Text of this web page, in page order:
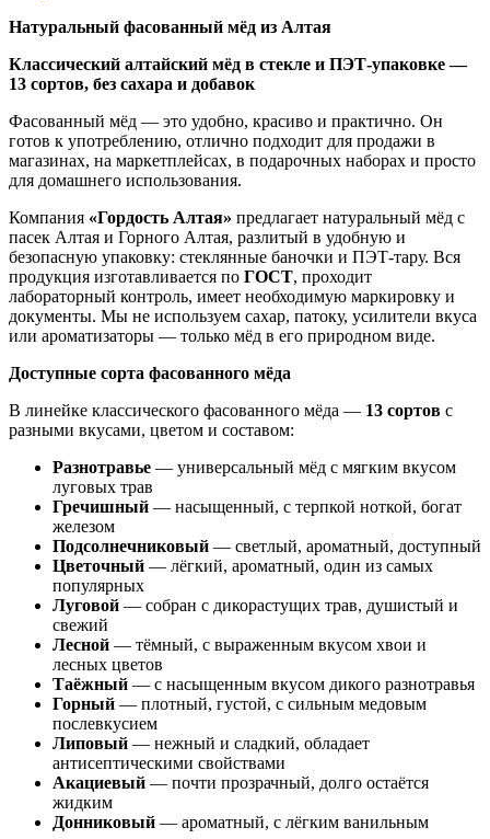
Натуральный фасованный мёд из Алтая
Классический алтайский мёд в стекле и ПЭТ-упаковке —
13 сортов, без сахара и добавок
Фасованный мёд — это удобно, красиво и практично. Он
готов к употреблению, отлично подходит для продажи в
магазинах, на маркетплейсах, в подарочных наборах и просто
для домашнего использования.
Компания «Гордость Алтая» предлагает натуральный мёд с
пасек Алтая и Горного Алтая, разлитый в удобную и
безопасную упаковку: стеклянные баночки и ПЭТ-тару. Вся
продукция изготавливается по ГОСТ, проходит
лабораторный контроль, имеет необходимую маркировку и
документы. Мы не используем сахар, патоку, усилители вкуса
или ароматизаторы — только мёд в его природном виде.
Доступные сорта фасованного мёда
В линейке классического фасованного мёда — 13 сортов с
разными вкусами, цветом и составом:
Разнотравье — универсальный мёд с мягким вкусом
луговых трав
Гречишный — насыщенный, с терпкой ноткой, богат
железом
Подсолнечниковый — светлый, ароматный, доступный
Цветочный — лёгкий, ароматный, один из самых
популярных
Луговой — собран с дикорастущих трав, душистый и
свежий
Лесной — тёмный, с выраженным вкусом хвои и
лесных цветов
Таёжный — с насыщенным вкусом дикого разнотравья
Горный — плотный, густой, с сильным медовым
послевкусием
Липовый — нежный и сладкий, обладает
антисептическими свойствами
Акациевый — почти прозрачный, долго остаётся
жидким
Донниковый — ароматный, с лёгким ванильным